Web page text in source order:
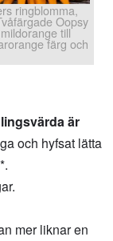
ringblomma,
Oopsy
till
färg och
är
och hyfsat lätta
mer liknar en